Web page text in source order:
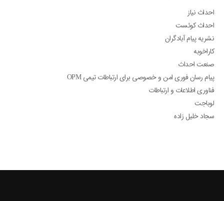
احداث نیاز
احداث کوئست
نشریه پیام آبادگران
کاراخوبه
صنعت احداث
پیام رسان فوری امن و خصوصی برای ارتباطات تیمی OPM
فناوری اطلاعات و ارتباطات
لوباجت
سجاد خلیل زاده